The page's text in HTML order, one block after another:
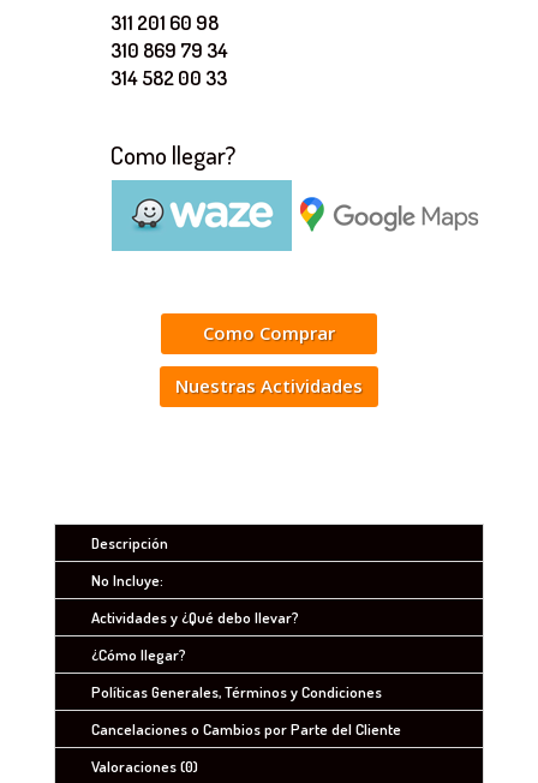
311 201 60 98
310 869 79 34
314 582 00 33
Como llegar?
Como Comprar
Nuestras Actividades
Descripción
No Incluye:
Actividades y ¿Qué debo llevar?
¿Cómo llegar?
Políticas Generales, Términos y Condiciones
Cancelaciones o Cambios por Parte del Cliente
Valoraciones (0)